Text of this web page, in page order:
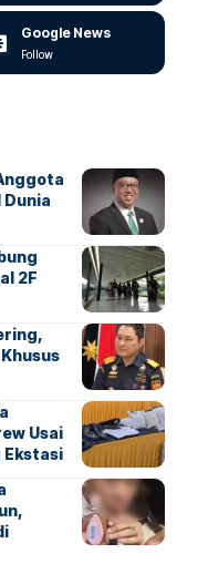
Google News
Follow
Dunia
2F
Usai
Ekstasi